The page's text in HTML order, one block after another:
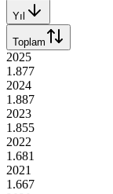
Yıl
Toplam
2025
1.877
2024
1.887
2023
1.855
2022
1.681
2021
1.667